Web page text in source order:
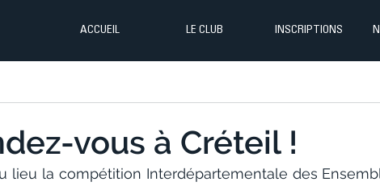
ACCUEIL LE CLUB INSCRIPTIONS
vous à Créteil !
lieu la compétition Interdépartementale des